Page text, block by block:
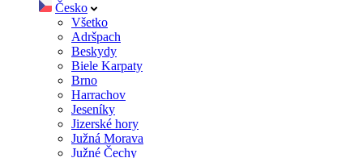
Česko
Všetko
Adršpach
Beskydy
Biele Karpaty
Brno
Harrachov
Jeseníky
Jizerské hory
Južná Morava
Južné Čechy